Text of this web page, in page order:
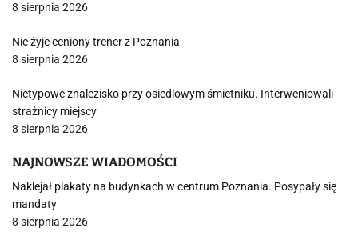
8 sierpnia 2026
Nie żyje ceniony trener z Poznania
8 sierpnia 2026
Nietypowe znalezisko przy osiedlowym śmietniku. Interweniowali
strażnicy miejscy
8 sierpnia 2026
NAJNOWSZE WIADOMOŚCI
Naklejał plakaty na budynkach w centrum Poznania. Posypały się
mandaty
8 sierpnia 2026